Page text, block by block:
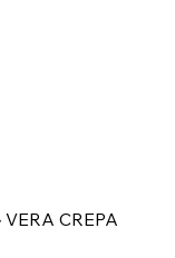
CREPA